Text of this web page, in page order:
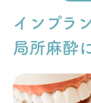
インプラ
局所麻酔